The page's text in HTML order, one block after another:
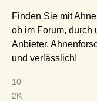
Finden Sie mit
ob im Forum, durch
Anbieter.
und verlässlich!
10
2K